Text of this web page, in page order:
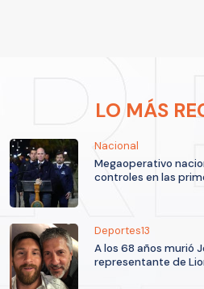
LO MÁS
Nacional
Megaoperativo
controles en las
Deportes13
A los 68 años murió
representante de